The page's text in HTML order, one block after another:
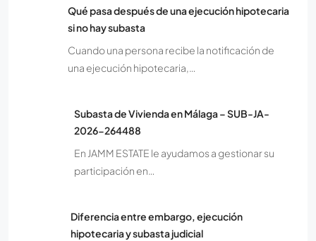
Qué pasa después de una ejecución hipotecaria
si no hay subasta
Cuando una persona recibe la notificación de
una ejecución hipotecaria,…
Subasta de Vivienda en Málaga – SUB-JA-
2026-264488
En JAMM ESTATE le ayudamos a gestionar su
participación en…
Diferencia entre embargo, ejecución
hipotecaria y subasta judicial